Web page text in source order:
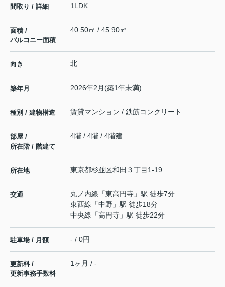
間取り / 詳細 1LDK
面積 /
バルコニー面積
40.50㎡ / 45.90㎡
向き 北
築年月 2026年2月(築1年未満)
種別 / 建物構造 賃貸マンション / 鉄筋コンクリート
部屋 /
所在階 / 階建て
4階 / 4階 / 4階建
所在地 東京都杉並区和田 ３丁目1-19
交通 丸ノ内線 「東高円寺 」駅 徒歩7分
東西線 「中野 」駅 徒歩18分
中央線 「高円寺 」駅 徒歩22分
駐車場 / 月額 - / 0円
更新料 /
更新事務手数料
1ヶ月 / -